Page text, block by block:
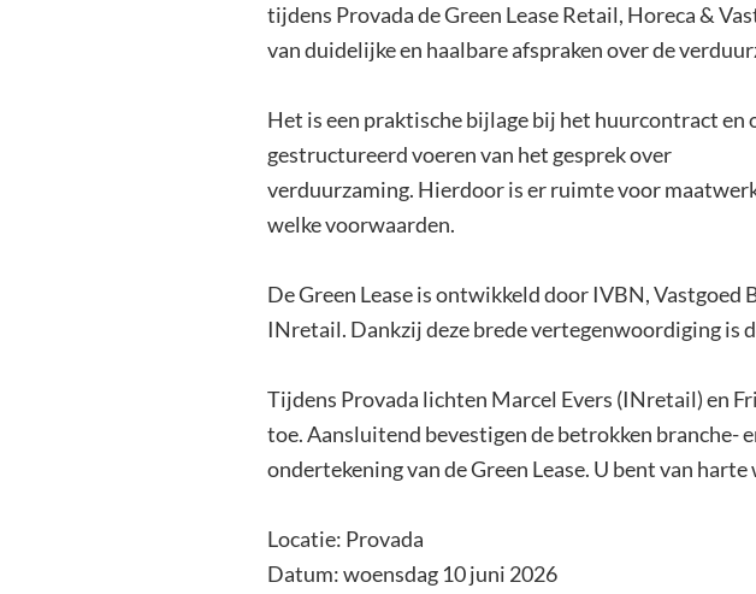
tijdens Provada de Green Lease Retail, Horeca &
van duidelijke en haalbare afspraken over de
Het is een praktische bijlage bij het huurcontract
gestructureerd voeren van het gesprek over
verduurzaming. Hierdoor is er ruimte voor
welke voorwaarden.
De Green Lease is ontwikkeld door IVBN, Vastgoed
INretail. Dankzij deze brede vertegenwoordiging is
Tijdens Provada lichten Marcel Evers (INretail) en
toe. Aansluitend bevestigen de betrokken branche-
ondertekening van de Green Lease. U bent van harte
Locatie: Provada
Datum: woensdag 10 juni 2026